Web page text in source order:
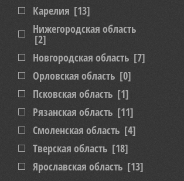
Карелия [13]
Нижегородская область
[2]
Новгородская область [7]
Орловская область [0]
Псковская область [1]
Рязанская область [11]
Смоленская область [4]
Тверская область [18]
Ярославская область [13]